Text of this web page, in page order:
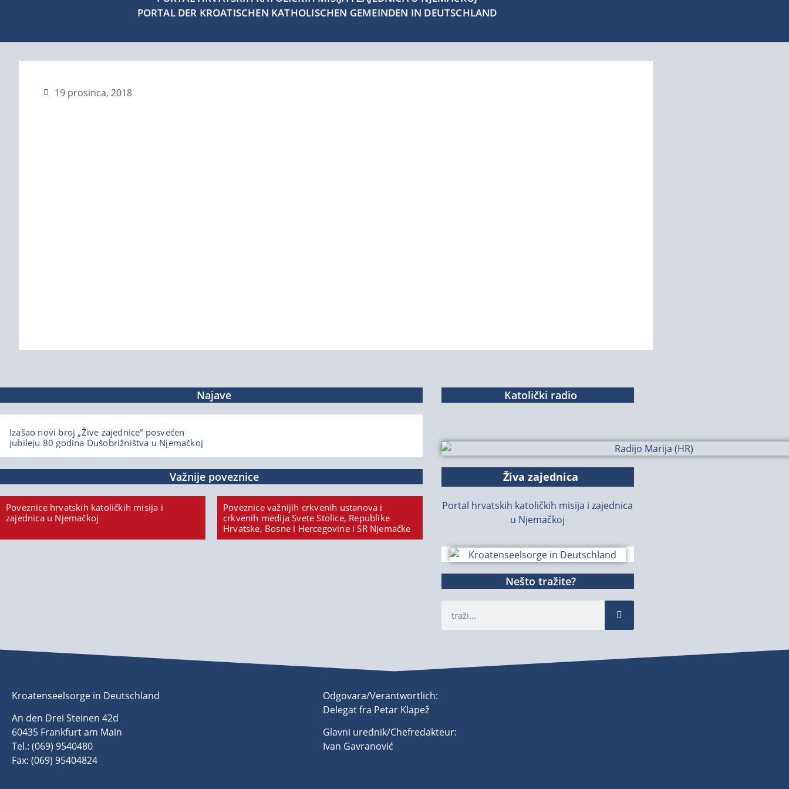
PORTAL DER KROATISCHEN KATHOLISCHEN GEMEINDEN IN DEUTSCHLAND
19 prosinca, 2018
Najave
Izašao novi broj „Žive zajednice“ posvećen
jubileju 80 godina Dušobrižništva u Njemačkoj
Važnije poveznice
Poveznice hrvatskih katoličkih misija i
zajednica u Njemačkoj
Poveznice važnijih crkvenih ustanova i
crkvenih medija Svete Stolice, Republike
Hrvatske, Bosne i Hercegovine i SR Njemačke
Katolički radio
Živa zajednica
Portal hrvatskih katoličkih misija i zajednica
u Njemačkoj
Nešto tražite?
Kroatenseelsorge in Deutschland
An den Drei Steinen 42d
60435 Frankfurt am Main
Tel.: (069) 9540480
Fax: (069) 95404824
Odgovara/Verantwortlich:
Delegat fra Petar Klapež
Glavni urednik/Chefredakteur:
Ivan Gavranović